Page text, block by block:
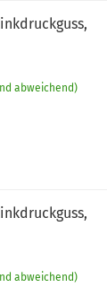
abweichend)
abweichend)